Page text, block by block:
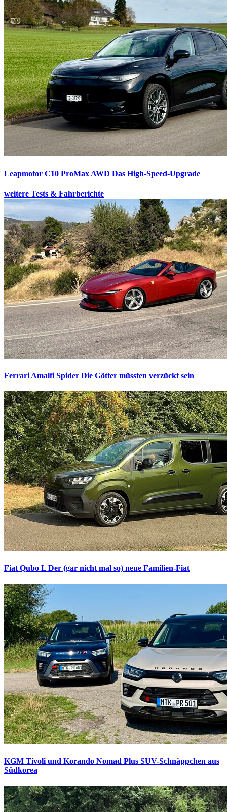
Leapmotor C10 ProMax AWD Das High-Speed-Upgrade
weitere Tests & Fahrberichte
Ferrari Amalfi Spider Die Götter müssten verzückt sein
Fiat Qubo L Der (gar nicht mal so) neue Familien-Fiat
KGM Tivoli und Korando Nomad Plus SUV-Schnäppchen aus
Südkorea